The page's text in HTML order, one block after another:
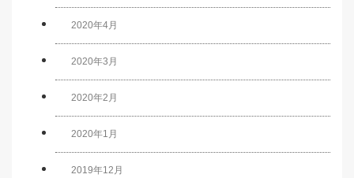
2020年4月
2020年3月
2020年2月
2020年1月
2019年12月